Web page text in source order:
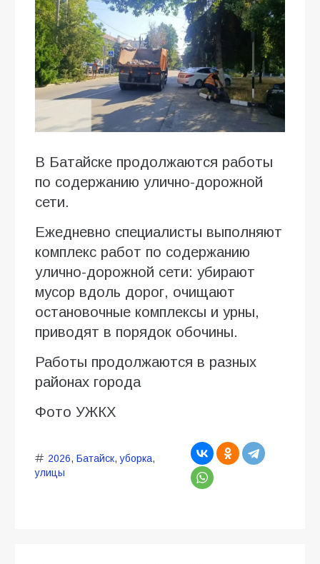
В Батайске продолжаются работы
по содержанию улично-дорожной
сети.
Ежедневно специалисты выполняют
комплекс работ по содержанию
улично-дорожной сети: убирают
мусор вдоль дорог, очищают
остановочные комплексы и урны,
приводят в порядок обочины.
Работы продолжаются в разных
районах города
Фото УЖКХ
2026, Батайск,уборка,
улицы